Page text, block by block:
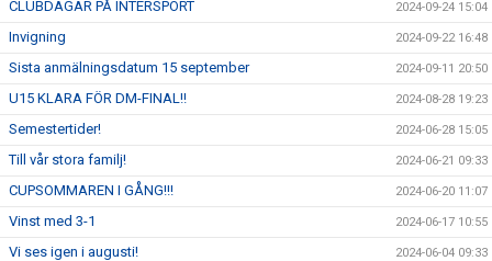
CLUBDAGAR PÅ INTERSPORT 2024-09-24 15:04
Invigning 2024-09-22 16:48
Sista anmälningsdatum 15 september 2024-09-11 20:50
U15 KLARA FÖR DM-FINAL!! 2024-08-28 19:23
Semestertider! 2024-06-28 15:05
Till vår stora familj! 2024-06-21 09:33
CUPSOMMAREN I GÅNG!!! 2024-06-20 11:07
Vinst med 3-1 2024-06-17 10:55
Vi ses igen i augusti! 2024-06-04 09:33